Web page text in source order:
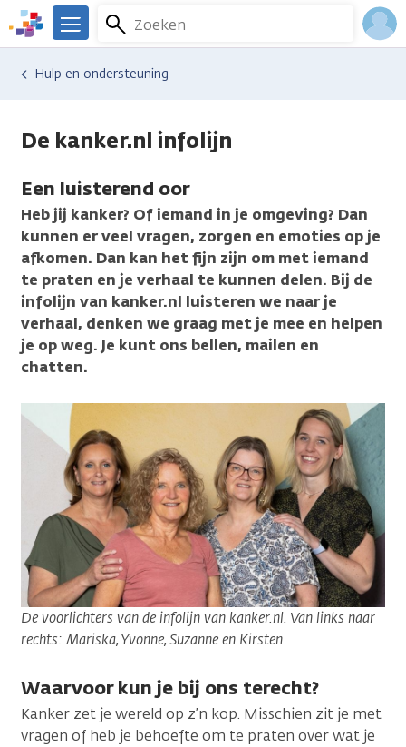
Overslaan
en
naar
We
er
Kanker.nl
Zoeken
Menu
Hulp en ondersteuning
De kanker.nl infolijn
Een luisterend oor
Heb jij kanker? Of iemand in je omgeving? Dan
kunnen er veel vragen, zorgen en emoties op je
afkomen. Dan kan het fijn zijn om met iemand
te praten en je verhaal te kunnen delen. Bij de
infolijn van kanker.nl luisteren we naar je
verhaal, denken we graag met je mee en helpen
je op weg. Je kunt ons bellen, mailen en
chatten.
De voorlichters van de infolijn van kanker.nl. Van links naar
rechts: Mariska, Yvonne, Suzanne en Kirsten
Waarvoor kun je bij ons terecht?
Kanker zet je wereld op z’n kop. Misschien zit je met
vragen of heb je behoefte om te praten over wat je